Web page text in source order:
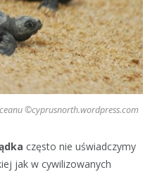
©cyprusnorth.wordpress.com
często nie uświadczymy
jak w cywilizowanych